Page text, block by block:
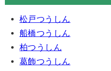
松戸つうしん
船橋つうしん
柏つうしん
葛飾つうしん